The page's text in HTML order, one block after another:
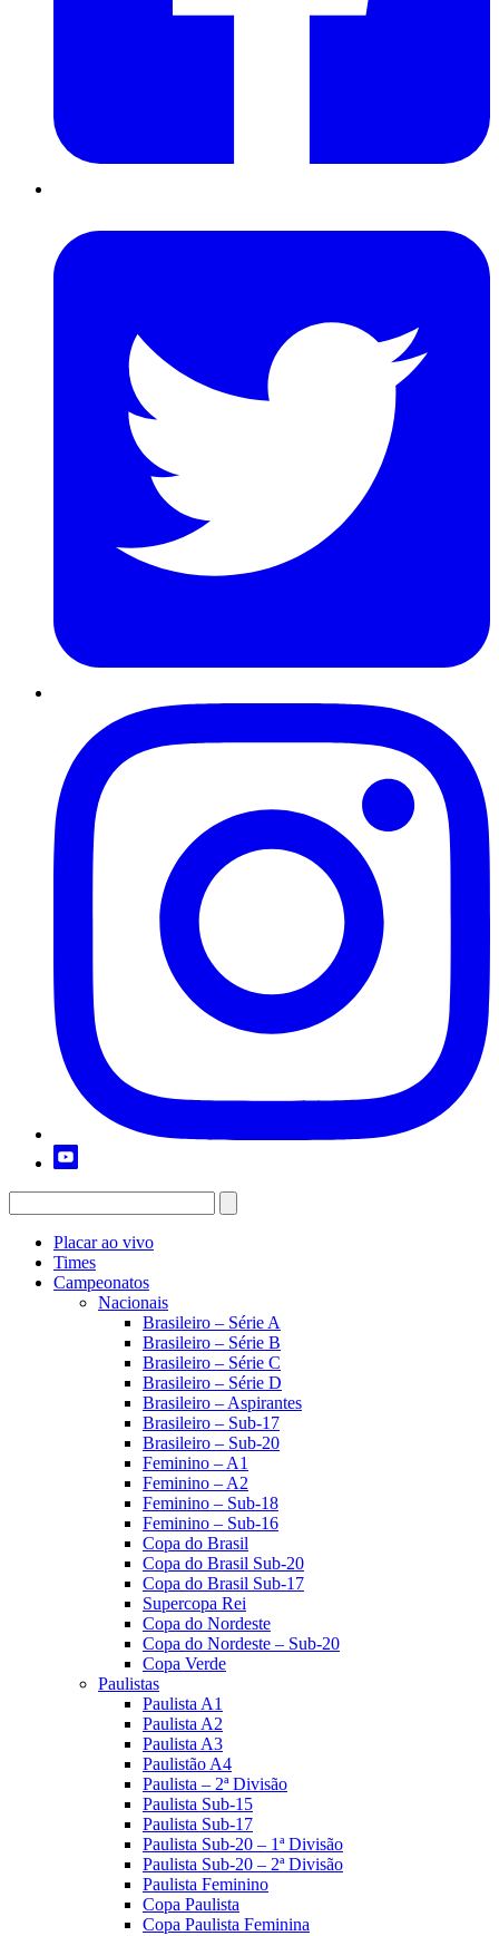
Placar ao vivo
Times
Campeonatos
Nacionais
Brasileiro – Série A
Brasileiro – Série B
Brasileiro – Série C
Brasileiro – Série D
Brasileiro – Aspirantes
Brasileiro – Sub-17
Brasileiro – Sub-20
Feminino – A1
Feminino – A2
Feminino – Sub-18
Feminino – Sub-16
Copa do Brasil
Copa do Brasil Sub-20
Copa do Brasil Sub-17
Supercopa Rei
Copa do Nordeste
Copa do Nordeste – Sub-20
Copa Verde
Paulistas
Paulista A1
Paulista A2
Paulista A3
Paulistão A4
Paulista – 2ª Divisão
Paulista Sub-15
Paulista Sub-17
Paulista Sub-20 – 1ª Divisão
Paulista Sub-20 – 2ª Divisão
Paulista Feminino
Copa Paulista
Copa Paulista Feminina